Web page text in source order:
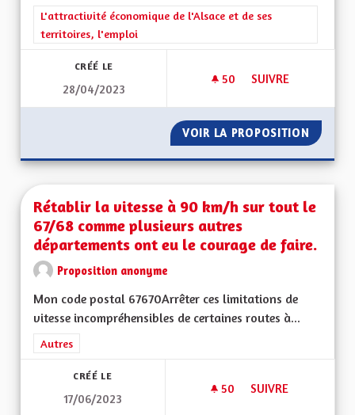
Filtrer les résultats de la catégorie : L'attractivité
L'attractivité économique de l'Alsace et de ses
territoires, l'emploi
CRÉÉ LE
28/04/2023
50 50 ABONNÉS
SUIVRE
VOIR LA PROPOSITION
Rétablir la vitesse à 90 km/h sur tout le
67/68 comme plusieurs autres
départements ont eu le courage de faire.
Proposition anonyme
Mon code postal 67670Arrêter ces limitations de
vitesse incompréhensibles de certaines routes à...
Filtrer les résultats de la catégorie : Autres
Autres
CRÉÉ LE
17/06/2023
50 50 ABONNÉS
SUIVRE